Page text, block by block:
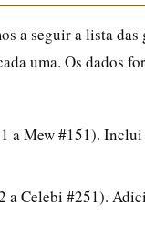
a seguir a lista das
uma. Os dados
a Mew #151).
a Celebi #251).